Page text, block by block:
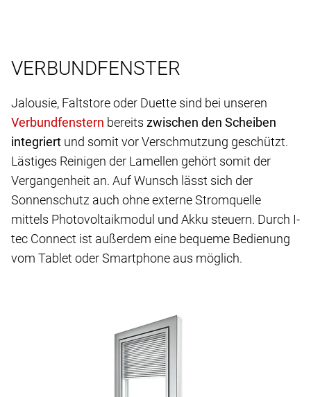
VERBUNDFENSTER
Jalousie, Faltstore oder Duette sind bei unseren
bereits zwischen den Scheiben
integriert und somit vor Verschmutzung geschützt.
Lästiges Reinigen der Lamellen gehört somit der
Vergangenheit an. Auf Wunsch lässt sich der
Sonnenschutz auch ohne externe Stromquelle
mittels Photovoltaikmodul und Akku steuern. Durch I-
tec Connect ist außerdem eine bequeme Bedienung
vom Tablet oder Smartphone aus möglich.